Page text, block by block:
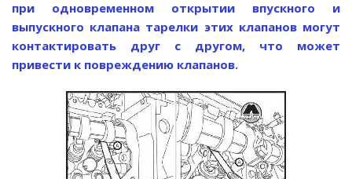
при одновременном открытии впускного и
выпускного клапана тарелки этих клапанов могут
контактировать друг с другом, что может
привести к повреждению клапанов.